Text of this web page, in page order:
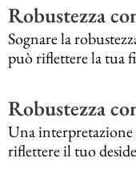
Robustezza
Sognare la
può riflettere la tua
Robustezza
Una interpretazione
riflettere il tuo